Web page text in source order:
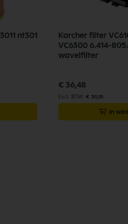
nt301
Karcher filter
VC6300 6.414-
wavelfilter
€ 36,48
€ 30,15
In